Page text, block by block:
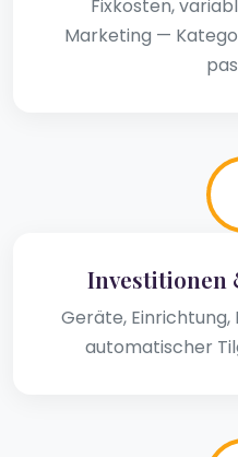
Fixkosten,
Marketing —
Investitionen
Geräte,
automatischer